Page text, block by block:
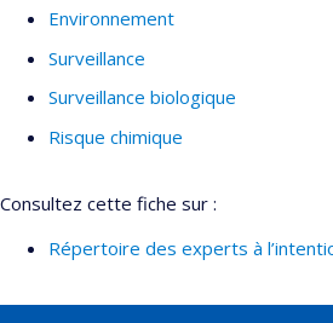
Environnement
Surveillance
Surveillance biologique
Risque chimique
Consultez cette fiche sur :
Répertoire des experts à